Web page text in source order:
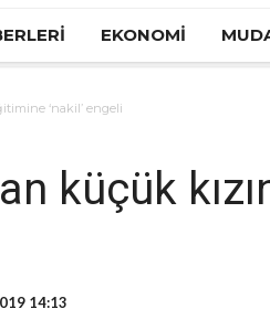
EKONOMİ
‘nakil’ engeli
küçük
14:13